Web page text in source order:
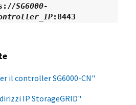
SG6000-
:8443
il controller SG6000-CN"
IP StorageGRID"